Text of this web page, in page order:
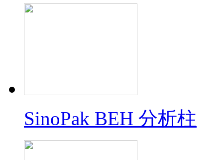
SinoPak BEH 分析柱